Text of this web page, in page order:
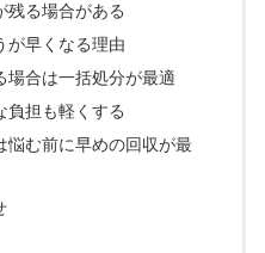
残る場合がある
が早くなる理由
場合は一括処分が最適
負担も軽くする
悩む前に早めの回収が最